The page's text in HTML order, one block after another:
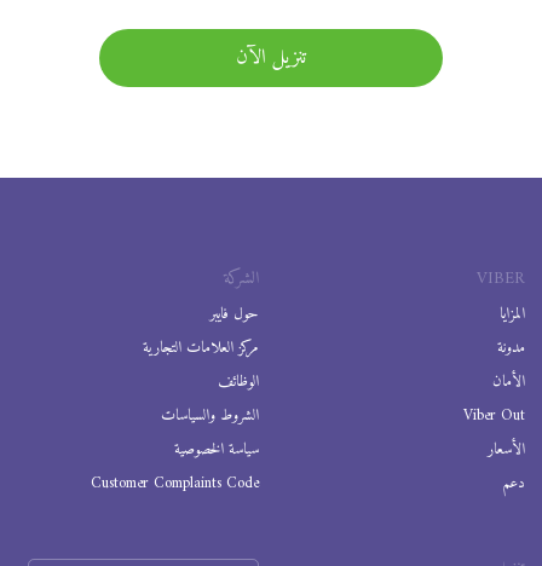
تنزيل الآن
VIBER
المزايا
مدونة
الأمان
Viber Out
الأسعار
دعم
الشركة
حول فايبر
مركز العلامات التجارية
الوظائف
الشروط والسياسات
سياسة الخصوصية
Customer Complaints Code